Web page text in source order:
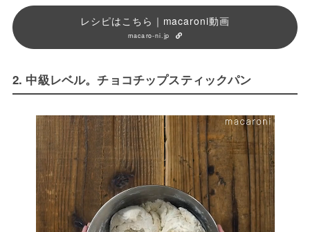
レシピはこちら｜macaroni動画
macaro-ni.jp
2. 中級レベル。チョコチップスティックパン